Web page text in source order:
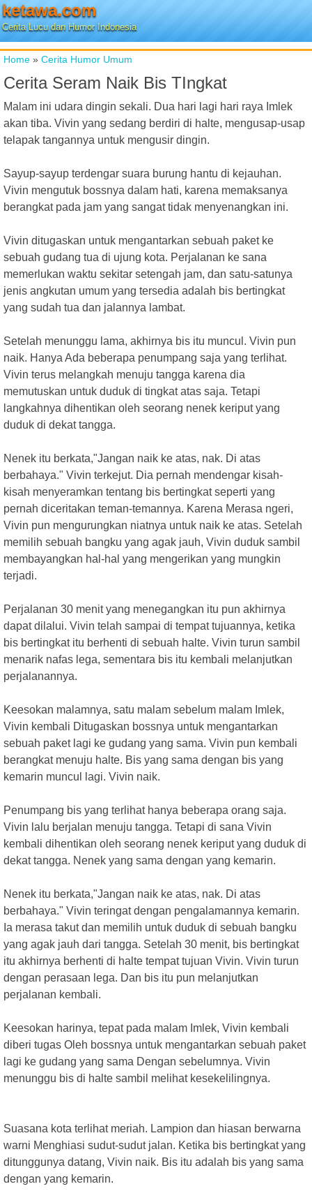
ketawa.com
Cerita Lucu dan Humor Indonesia
Home » Cerita Humor Umum
Cerita Seram Naik Bis TIngkat
Malam ini udara dingin sekali. Dua hari lagi hari raya Imlek
akan tiba. Vivin yang sedang berdiri di halte, mengusap-usap
telapak tangannya untuk mengusir dingin.
Sayup-sayup terdengar suara burung hantu di kejauhan.
Vivin mengutuk bossnya dalam hati, karena memaksanya
berangkat pada jam yang sangat tidak menyenangkan ini.
Vivin ditugaskan untuk mengantarkan sebuah paket ke
sebuah gudang tua di ujung kota. Perjalanan ke sana
memerlukan waktu sekitar setengah jam, dan satu-satunya
jenis angkutan umum yang tersedia adalah bis bertingkat
yang sudah tua dan jalannya lambat.
Setelah menunggu lama, akhirnya bis itu muncul. Vivin pun
naik. Hanya Ada beberapa penumpang saja yang terlihat.
Vivin terus melangkah menuju tangga karena dia
memutuskan untuk duduk di tingkat atas saja. Tetapi
langkahnya dihentikan oleh seorang nenek keriput yang
duduk di dekat tangga.
Nenek itu berkata,"Jangan naik ke atas, nak. Di atas
berbahaya." Vivin terkejut. Dia pernah mendengar kisah-
kisah menyeramkan tentang bis bertingkat seperti yang
pernah diceritakan teman-temannya. Karena Merasa ngeri,
Vivin pun mengurungkan niatnya untuk naik ke atas. Setelah
memilih sebuah bangku yang agak jauh, Vivin duduk sambil
membayangkan hal-hal yang mengerikan yang mungkin
terjadi.
Perjalanan 30 menit yang menegangkan itu pun akhirnya
dapat dilalui. Vivin telah sampai di tempat tujuannya, ketika
bis bertingkat itu berhenti di sebuah halte. Vivin turun sambil
menarik nafas lega, sementara bis itu kembali melanjutkan
perjalanannya.
Keesokan malamnya, satu malam sebelum malam Imlek,
Vivin kembali Ditugaskan bossnya untuk mengantarkan
sebuah paket lagi ke gudang yang sama. Vivin pun kembali
berangkat menuju halte. Bis yang sama dengan bis yang
kemarin muncul lagi. Vivin naik.
Penumpang bis yang terlihat hanya beberapa orang saja.
Vivin lalu berjalan menuju tangga. Tetapi di sana Vivin
kembali dihentikan oleh seorang nenek keriput yang duduk di
dekat tangga. Nenek yang sama dengan yang kemarin.
Nenek itu berkata,"Jangan naik ke atas, nak. Di atas
berbahaya." Vivin teringat dengan pengalamannya kemarin.
Ia merasa takut dan memilih untuk duduk di sebuah bangku
yang agak jauh dari tangga. Setelah 30 menit, bis bertingkat
itu akhirnya berhenti di halte tempat tujuan Vivin. Vivin turun
dengan perasaan lega. Dan bis itu pun melanjutkan
perjalanan kembali.
Keesokan harinya, tepat pada malam Imlek, Vivin kembali
diberi tugas Oleh bossnya untuk mengantarkan sebuah paket
lagi ke gudang yang sama Dengan sebelumnya. Vivin
menunggu bis di halte sambil melihat kesekelilingnya.
Suasana kota terlihat meriah. Lampion dan hiasan berwarna
warni Menghiasi sudut-sudut jalan. Ketika bis bertingkat yang
ditunggunya datang, Vivin naik. Bis itu adalah bis yang sama
dengan yang kemarin.